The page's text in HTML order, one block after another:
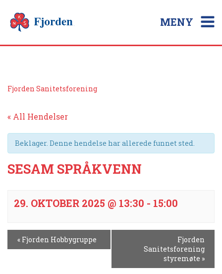
MENY
Fjorden Sanitetsforening
« All Hendelser
Beklager. Denne hendelse har allerede funnet sted.
SESAM SPRÅKVENN
29. OKTOBER 2025 @ 13:30 - 15:00
E
« Fjorden Hobbygruppe
Fjorden
Sanitetsforening
styremøte »